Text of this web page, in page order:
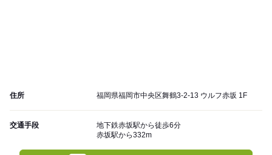
住所 福岡県福岡市中央区舞鶴3-2-13 ウルフ赤坂 1F
交通手段
地下鉄赤坂駅から徒歩6分
赤坂駅から332m